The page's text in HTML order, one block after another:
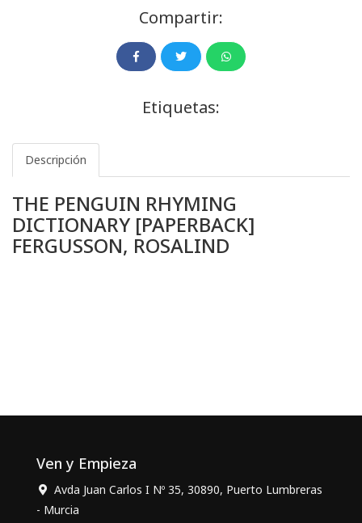
Compartir:
Etiquetas:
Descripción
THE PENGUIN RHYMING
DICTIONARY [PAPERBACK]
FERGUSSON, ROSALIND
Ven y Empieza
Avda Juan Carlos I Nº 35, 30890, Puerto Lumbreras
- Murcia